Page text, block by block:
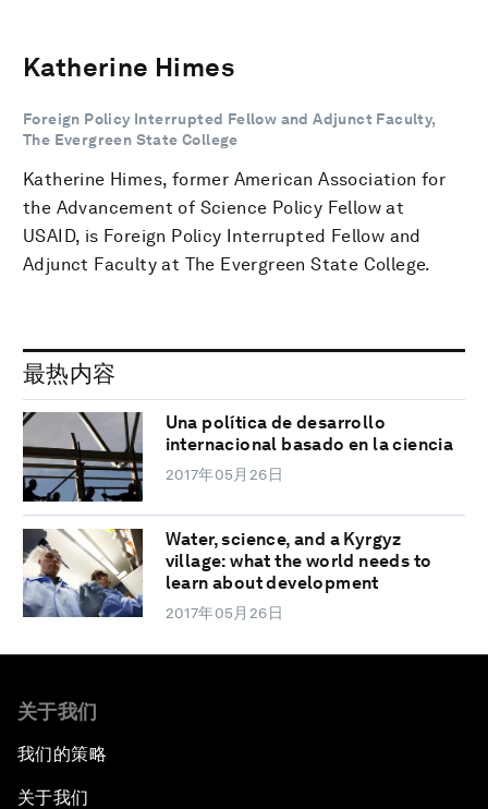
Katherine Himes
Foreign Policy Interrupted Fellow and Adjunct Faculty,
The Evergreen State College
Katherine Himes, former American Association for
the Advancement of Science Policy Fellow at
USAID, is Foreign Policy Interrupted Fellow and
Adjunct Faculty at The Evergreen State College.
最热内容
Una política de desarrollo
internacional basado en la ciencia
2017年05月26日
Water, science, and a Kyrgyz
village: what the world needs to
learn about development
2017年05月26日
关于我们
我们的策略
关于我们